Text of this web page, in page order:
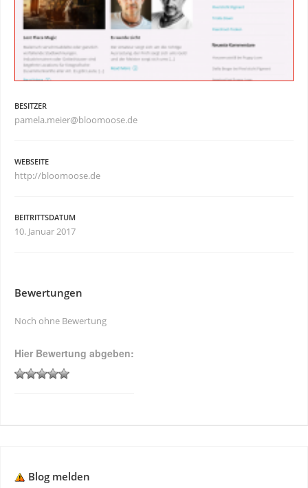
BESITZER
pamela.meier@bloomoose.de
WEBSEITE
http://bloomoose.de
BEITRITTSDATUM
10. Januar 2017
Bewertungen
Noch ohne Bewertung
Hier Bewertung abgeben:
Blog melden